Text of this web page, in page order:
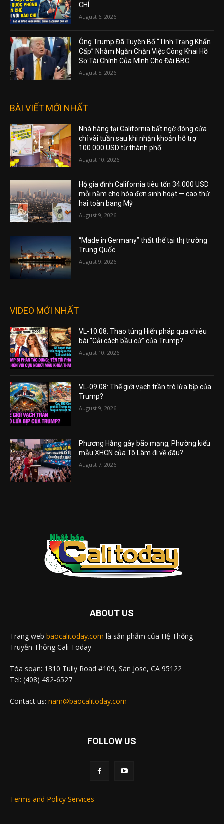
CHÍ
August 6, 2026
Ông Trump Đã Tuyên Bố “Tình Trạng Khẩn
Cấp” Nhằm Ngăn Chặn Việc Công Khai Hồ
Sơ Tài Chính Của Mình Cho Đài BBC
August 5, 2026
BÀI VIẾT MỚI NHẤT
Nhà hàng tại California bất ngờ đóng cửa
chỉ vài tuần sau khi nhận khoản hỗ trợ
100.000 USD từ thành phố
August 10, 2026
Hộ gia đình California tiêu tốn 34.000 USD
mỗi năm cho hóa đơn sinh hoạt — cao thứ
hai toàn bang Mỹ
August 9, 2026
“Made in Germany” thất thế tại thị trường
Trung Quốc
August 9, 2026
VIDEO MỚI NHẤT
VL-10.08: Thao túng Hiến pháp qua chiêu
bài “Cải cách bầu cử” của Trump?
August 10, 2026
VL-09.08: Thế giới vạch trần trò lừa bịp của
Trump?
August 9, 2026
Phương Hằng gây bão mạng, Phường kiểu
mẫu XHCN của Tô Lâm đi về đâu?
August 7, 2026
ABOUT US
Trang web baocalitoday.com là sản phẩm của Hệ Thống
Truyền Thông Cali Today
Tòa soạn: 1310 Tully Road #109, San Jose, CA 95122
Tel: (408) 482-6527
Contact us: nam@baocalitoday.com
FOLLOW US
Terms and Policy Services